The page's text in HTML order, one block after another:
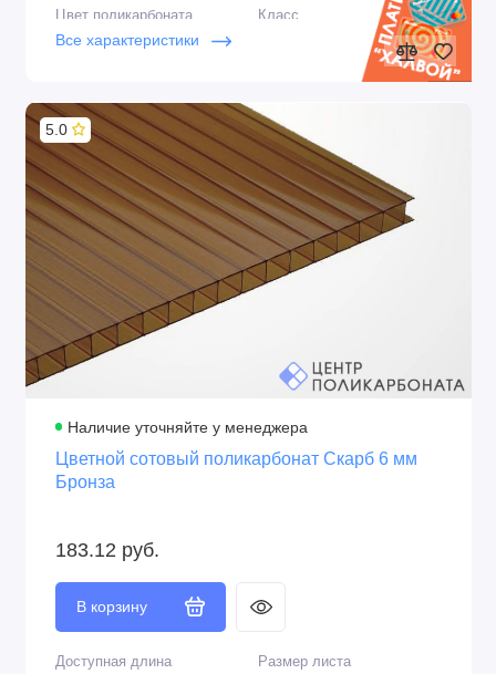
Цвет поликарбоната
Бронза
Класс
Структура
2R
Срок эксплуатации
5-6 лет
Производитель
Сэлмакс Групп,
Беларусь
Защита от ультрафиолета
Двойная, стабилизатор в
структуре и напылённый
слой
Толщина UV слоя
40 микрон
Защитная плёнка
Крепление
На термошайбы
развёрнутом виде
Все характеристики
5.0
Наличие уточняйте у менеджера
Цветной сотовый поликарбонат Скарб 6 мм
Бронза
183.12 руб.
В корзину
Доступная длина Размер листа